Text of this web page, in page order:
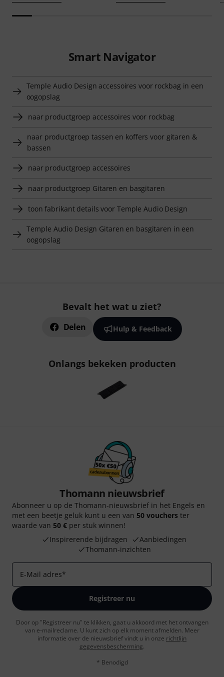
Smart Navigator
Temple Audio Design accessoires voor rockbag in een
oogopslag
naar productgroep accessoires voor rockbag
naar productgroep tassen en koffers voor gitaren &
bassen
naar productgroep accessoires
naar productgroep Gitaren en basgitaren
toon fabrikant details voor Temple Audio Design
Temple Audio Design Gitaren en basgitaren in een
oogopslag
Bevalt het wat u ziet?
Delen Hulp & Feedback
Onlangs bekeken producten
Thomann nieuwsbrief
Abonneer u op de Thomann-nieuwsbrief in het Engels en
met een beetje geluk kunt u een van 50 vouchers ter
waarde van 50 € per stuk winnen!
Inspirerende bijdragen
Aanbiedingen
Thomann-inzichten
E-Mail adres*
Registreer nu
Door op "Registreer nu" te klikken, gaat u akkoord met het ontvangen
van e-mailreclame. U kunt zich op elk moment afmelden. Meer
informatie over de nieuwsbrief vindt u in onze richtlijn
gegevensbescherming.
* Benodigd